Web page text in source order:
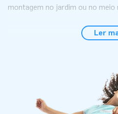
montagem no jardim ou no meio
Descontração numa tenda
que precisas para a montagem,
A montagem é super rápida e
Entra nesta tenda airdome
terás um descanso total na tua
Ler